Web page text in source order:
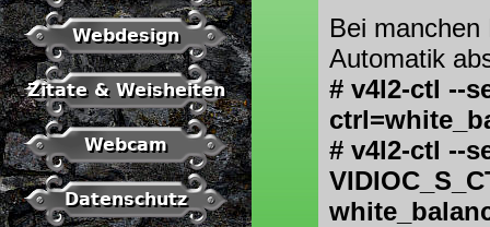
Webdesign
Zitate & Weisheiten
Webcam
Datenschutz
Bei
Automatik
# v4l2-ctl --
# v4l2-ctl --